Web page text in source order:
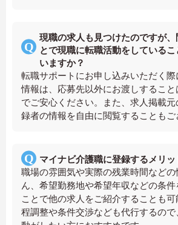
現職の求人も見つけたのですが、
とで現職に転職活動をしている
いますか？
転職サポートにお申し込みいただく
情報は、応募先以外にお渡しするこ
でご安心ください。また、求人掲載
録者の情報を自由に閲覧することもご
マイナビ介護職に登録するメリッ
職場の雰囲気や実際の残業時間など
ん、希望勤務地や希望年収などの条件
ことで他の求人をご紹介することも
程調整や条件交渉なども代行するの